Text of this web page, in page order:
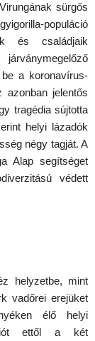
sürgős
populáció
és családjaik
a koronavírus-
azonban jelentős
tragédia sújtotta
helyi lázadók
négy tagját. A
Alap segítséget
védett
helyzetbe, mint
vadőrei erejüket
élő helyi
ettől a két